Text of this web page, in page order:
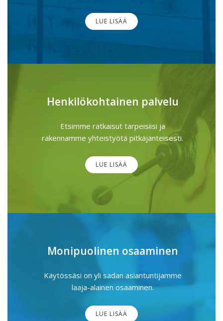
LUE LISÄÄ
Henkilökohtainen palvelu
Etsimme ratkaisut tarpeisiisi ja
rakennamme yhteistyötä pitkäjänteisesti.
LUE LISÄÄ
Monipuolinen osaaminen
Käytössäsi on yli sadan asiantuntijamme
laaja-alainen osaaminen.
LUE LISÄÄ